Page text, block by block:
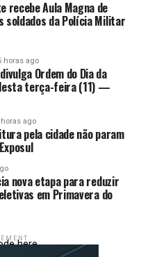
violência doméstica e
na sexta-feira (30.1),
após ser
Vigia Mais MT. A leitura
a motocicleta
checagem nos sistemas
mandado de prisão
de Violência
a Mulher de Cuiabá. A
do 3º Batalhão da
foram encaminhados à
recebe Aula Magna de
soldados da Polícia Militar
horas ago
Ordem do Dia da
terça-feira (11) —
horas ago
pela cidade não param
nova etapa para reduzir
em Primavera do
here